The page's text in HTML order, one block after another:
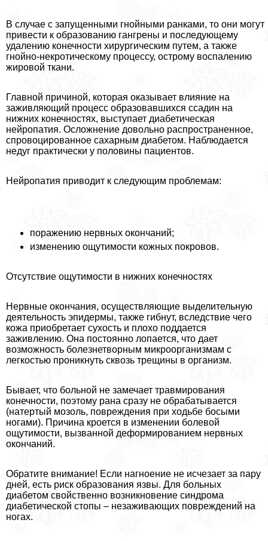
В случае с запущенными гнойными ранками, то они могут
привести к образованию гангрены и последующему
удалению конечности хирургическим путем, а также
гнойно-некротическому процессу, острому воспалению
жировой ткани.
Главной причиной, которая оказывает влияние на
заживляющий процесс образовавшихся ссадин на
нижних конечностях, выступает диабетическая
нейропатия. Осложнение довольно распространенное,
спровоцированное сахарным диабетом. Наблюдается
недуг пpaктически у половины пациентов.
Нейропатия приводит к следующим проблемам:
поражению нервных окончаний;
изменению ощутимости кожных покровов.
Отсутствие ощутимости в нижних конечностях
Нервные окончания, осуществляющие выделительную
деятельность эпидермы, также гибнут, вследствие чего
кожа приобретает сухость и плохо поддается
заживлению. Она постоянно лопается, что дает
возможность болезнетворным микроорганизмам с
легкостью проникнуть сквозь трещины в организм.
Бывает, что больной не замечает травмирования
конечности, поэтому рана сразу не обpaбатывается
(натертый мозоль, повреждения при ходьбе босыми
ногами). Причина кроется в изменении болевой
ощутимости, вызванной деформированием нервных
окончаний.
Обратите внимание! Если нагноение не исчезает за пару
дней, есть риск образования язвы. Для больных
диабетом свойственно возникновение синдрома
диабетической стопы – незаживающих повреждений на
ногах.